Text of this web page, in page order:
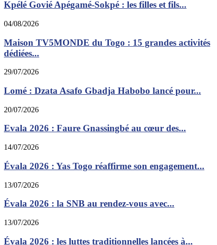
Kpélé Govié Apégamé-Sokpé : les filles et fils...
04/08/2026
Maison TV5MONDE du Togo : 15 grandes activités
dédiées...
29/07/2026
Lomé : Dzata Asafo Gbadja Habobo lancé pour...
20/07/2026
Evala 2026 : Faure Gnassingbé au cœur des...
14/07/2026
Évala 2026 : Yas Togo réaffirme son engagement...
13/07/2026
Évala 2026 : la SNB au rendez-vous avec...
13/07/2026
Évala 2026 : les luttes traditionnelles lancées à...